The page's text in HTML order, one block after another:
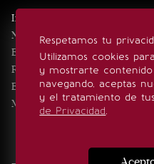
Respetamos tu
Utilizamos cookies
y mostrarte
navegando, aceptas
y el tratamiento de
de Privacidad.
Inicio
Noticias
Eventos
Realeza
Estilo de vida
Minuto x Minuto